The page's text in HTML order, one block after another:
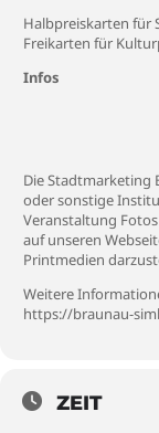
Halbpreiskarten für
Freikarten für
Infos
Die Stadtmarketing
oder sonstige
Veranstaltung
auf unseren
Printmedien
Weitere
https://braunau-
ZEIT